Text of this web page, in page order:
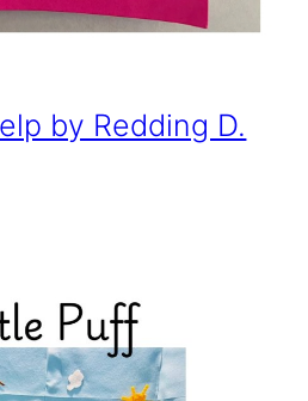
by Redding D.